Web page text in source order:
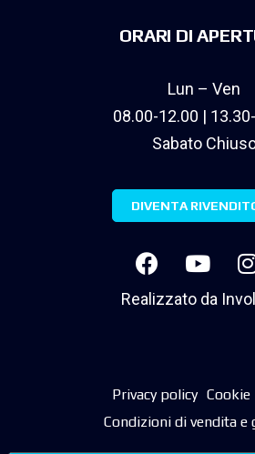
ORARI DI
Lun – Ven
08.00-12.00 |
Sabato
DIVENTA
Realizzato da
Privacy policy Cookie
Condizioni di vendita e